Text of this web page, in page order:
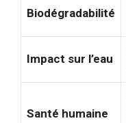
Biodégradabilité
Impact sur l’eau
Santé humaine